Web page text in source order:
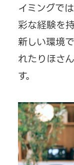
イミングで
彩な経験を
新しい環境
れたりほさ
す。